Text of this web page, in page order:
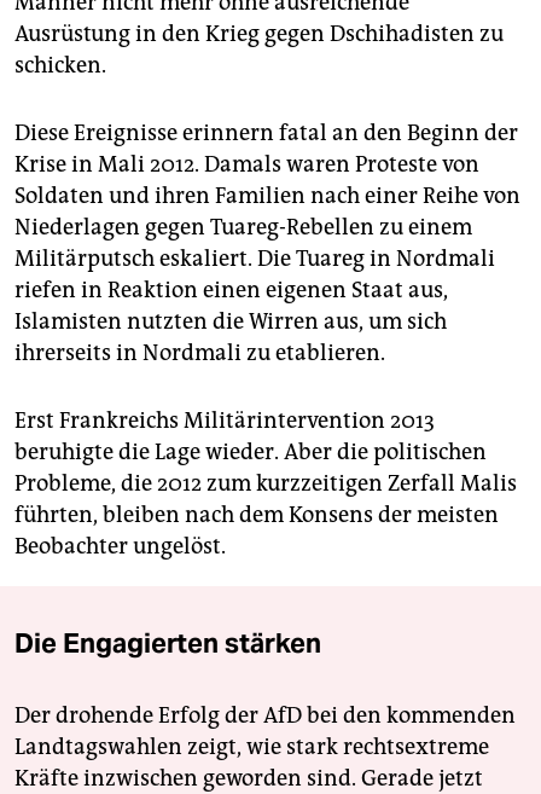
Ausrüstung in den Krieg gegen Dschihadisten zu
schicken.
Diese Ereignisse erinnern fatal an den Beginn der
Krise in Mali 2012. Damals waren Proteste von
Soldaten und ihren Familien nach einer Reihe von
Niederlagen gegen Tuareg-Rebellen zu einem
Militärputsch eskaliert. Die Tuareg in Nordmali
riefen in Reaktion einen eigenen Staat aus,
Islamisten nutzten die Wirren aus, um sich
ihrerseits in Nordmali zu etablieren.
Erst Frankreichs Militärintervention 2013
beruhigte die Lage wieder. Aber die politischen
Probleme, die 2012 zum kurzzeitigen Zerfall Malis
führten, bleiben nach dem Konsens der meisten
Beobachter ungelöst.
Die Engagierten stärken
Der drohende Erfolg der AfD bei den kommenden
Landtagswahlen zeigt, wie stark rechtsextreme
Kräfte inzwischen geworden sind. Gerade jetzt